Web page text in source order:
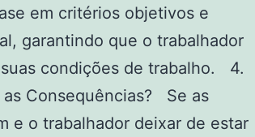
em critérios objetivos e
garantindo que o trabalhador
condições de trabalho. 4.
as Consequências? Se as
e o trabalhador deixar de estar